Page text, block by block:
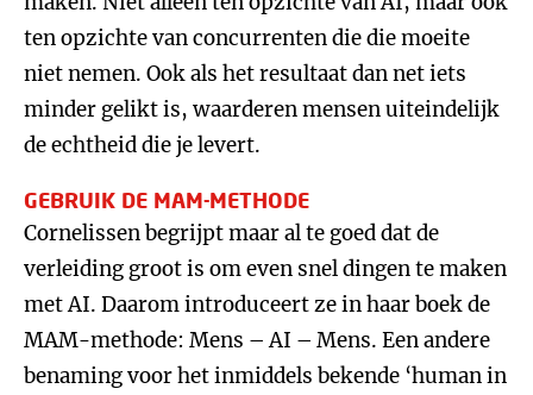
ten opzichte van concurrenten die die moeite
niet nemen. Ook als het resultaat dan net iets
minder gelikt is, waarderen mensen uiteindelijk
de echtheid die je levert.
GEBRUIK DE MAM-METHODE
Cornelissen begrijpt maar al te goed dat de
verleiding groot is om even snel dingen te maken
met AI. Daarom introduceert ze in haar boek de
MAM-methode: Mens – AI – Mens. Een andere
benaming voor het inmiddels bekende ‘human in